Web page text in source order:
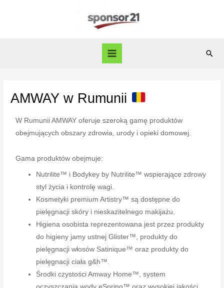
AMWAY w Rumunii
W Rumunii AMWAY oferuje szeroką gamę produktów
obejmujących obszary zdrowia, urody i opieki domowej.
Gama produktów obejmuje:
Nutrilite™ i Bodykey by Nutrilite™ wspierające zdrowy
styl życia i kontrolę wagi.
Kosmetyki premium Artistry™ są dostępne do
pielęgnacji skóry i nieskazitelnego makijażu.
Higiena osobista reprezentowana jest przez produkty
do higieny jamy ustnej Glister™, produkty do
pielęgnacji włosów Satinique™ oraz produkty do
pielęgnacji ciała g&h™.
Środki czystości Amway Home™, system